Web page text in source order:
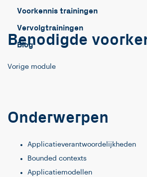
Voorkennis trainingen
Vervolgtrainingen
Blog
Benodigde
Vorige module
Onderwerpen
Applicatieverantwoordelijkheden
Bounded contexts
Applicatiemodellen